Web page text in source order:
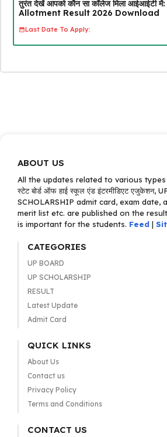
तुरंत देखें आपको कौन सा कॉलेज मिला आईआईटी
Allotment Result 2026 Download
Last Date To Apply:
ABOUT US
All the updates related to various types
स्टेट बोर्ड ऑफ हाई स्कूल एंड इंटरमीडिएट एजुकेशन,
SCHOLARSHIP admit card, exam date,
merit list etc. are published on the
is important for the students. Feed |
CATEGORIES
UP BOARD
UP SCHOLARSHIP
RESULT
Latest Update
Admit Card
QUICK LINKS
About Us
Contact us
Privacy Policy
Terms and Conditions
CONTACT US